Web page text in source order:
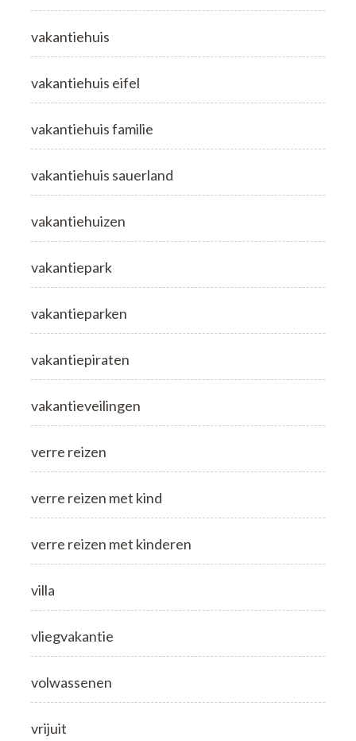
vakantiehuis
vakantiehuis eifel
vakantiehuis familie
vakantiehuis sauerland
vakantiehuizen
vakantiepark
vakantieparken
vakantiepiraten
vakantieveilingen
verre reizen
verre reizen met kind
verre reizen met kinderen
villa
vliegvakantie
volwassenen
vrijuit